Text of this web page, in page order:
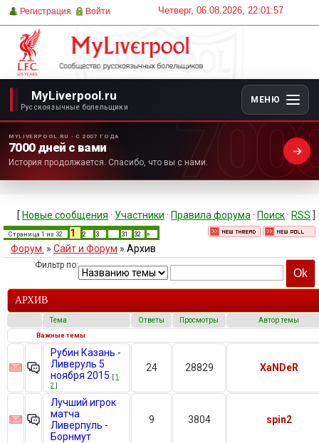
Четверг, 06.08.2026, 22:01:57
Регистрация Войти
MyLiverpool.ru
Русскоязычные болельщики
МЕНЮ
MYLIVERPOOL.RU · С 2007 ГОДА
7000 дней с вами
История продолжается. Спасибо, что вы с нами.
[ Новые сообщения · Участники · Правила форума · Поиск · RSS
Страница 1 из 32 1 2 3 31 32 »
Форум. » Сайт и Форум » Архив
Фильтр по:
АРХИВ
Тема Ответы Просмотры
Автор темы
Важные темы
Рубин Казань -
Ливеруль 5
ноября 2015 [1
2 ]
24 28829 XaNDeR
Лучший игрок
матча
Ливерпуль -
Борнмут
9 3804 spin2